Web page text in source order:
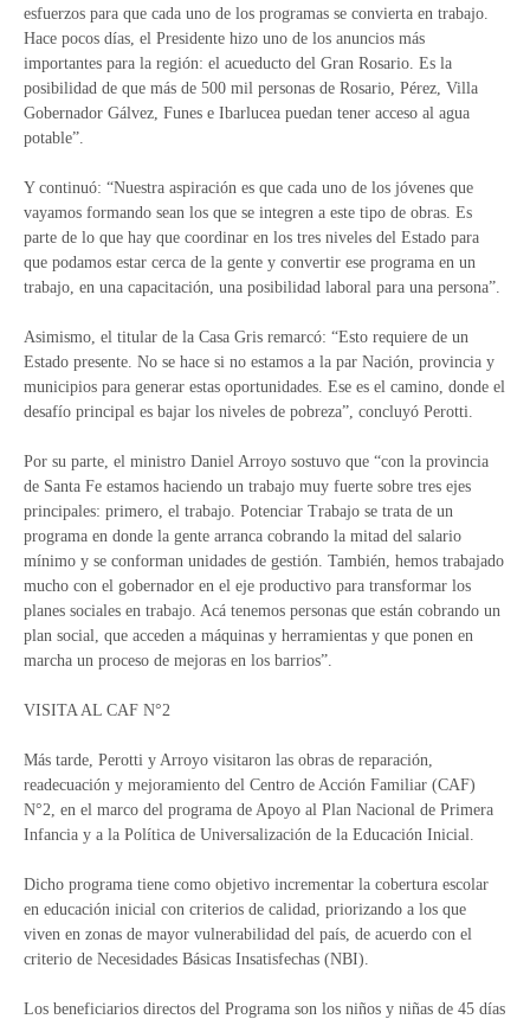
esfuerzos para que cada uno de los programas se convierta en trabajo.
Hace pocos días, el Presidente hizo uno de los anuncios más
importantes para la región: el acueducto del Gran Rosario. Es la
posibilidad de que más de 500 mil personas de Rosario, Pérez, Villa
Gobernador Gálvez, Funes e Ibarlucea puedan tener acceso al agua
potable”.
Y continuó: “Nuestra aspiración es que cada uno de los jóvenes que
vayamos formando sean los que se integren a este tipo de obras. Es
parte de lo que hay que coordinar en los tres niveles del Estado para
que podamos estar cerca de la gente y convertir ese programa en un
trabajo, en una capacitación, una posibilidad laboral para una persona”.
Asimismo, el titular de la Casa Gris remarcó: “Esto requiere de un
Estado presente. No se hace si no estamos a la par Nación, provincia y
municipios para generar estas oportunidades. Ese es el camino, donde el
desafío principal es bajar los niveles de pobreza”, concluyó Perotti.
Por su parte, el ministro Daniel Arroyo sostuvo que “con la provincia
de Santa Fe estamos haciendo un trabajo muy fuerte sobre tres ejes
principales: primero, el trabajo. Potenciar Trabajo se trata de un
programa en donde la gente arranca cobrando la mitad del salario
mínimo y se conforman unidades de gestión. También, hemos trabajado
mucho con el gobernador en el eje productivo para transformar los
planes sociales en trabajo. Acá tenemos personas que están cobrando un
plan social, que acceden a máquinas y herramientas y que ponen en
marcha un proceso de mejoras en los barrios”.
VISITA AL CAF N°2
Más tarde, Perotti y Arroyo visitaron las obras de reparación,
readecuación y mejoramiento del Centro de Acción Familiar (CAF)
N°2, en el marco del programa de Apoyo al Plan Nacional de Primera
Infancia y a la Política de Universalización de la Educación Inicial.
Dicho programa tiene como objetivo incrementar la cobertura escolar
en educación inicial con criterios de calidad, priorizando a los que
viven en zonas de mayor vulnerabilidad del país, de acuerdo con el
criterio de Necesidades Básicas Insatisfechas (NBI).
Los beneficiarios directos del Programa son los niños y niñas de 45 días